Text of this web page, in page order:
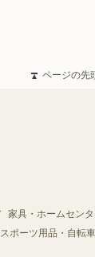
ページの先
家具・ホームセン
スポーツ用品・自転車